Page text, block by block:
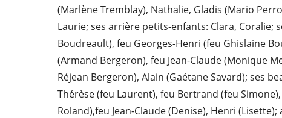
(Marlène Tremblay), Nathalie, Gladis (Mario
Laurie; ses arrière petits-enfants: Clara, Coralie;
Boudreault), feu Georges-Henri (feu Ghislaine
(Armand Bergeron), feu Jean-Claude (Monique
Réjean Bergeron), Alain (Gaétane Savard); ses
Thérèse (feu Laurent), feu Bertrand (feu
Roland),feu Jean-Claude (Denise), Henri